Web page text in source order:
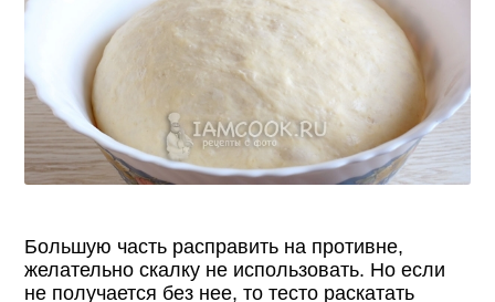
Большую часть расправить на противне,
желательно скалку не использовать. Но если
не получается без нее, то тесто раскатать